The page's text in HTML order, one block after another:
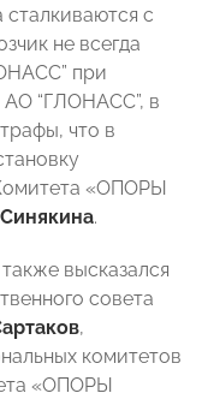
с
не всегда
при
АО “ГЛОНАСС”, в
что в
«ОПОРЫ
.
высказался
совета
,
комитетов
«ОПОРЫ